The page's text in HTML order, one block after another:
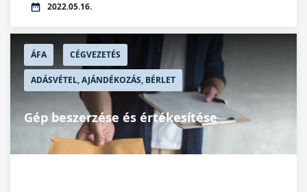
2022.05.16.
ÁFA CÉGVEZETÉS
ADÁSVÉTEL, AJÁNDÉKOZÁS, BÉRLET
Gép beszerzése és értékesítése